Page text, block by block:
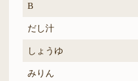
B
だし汁
しょうゆ
みりん